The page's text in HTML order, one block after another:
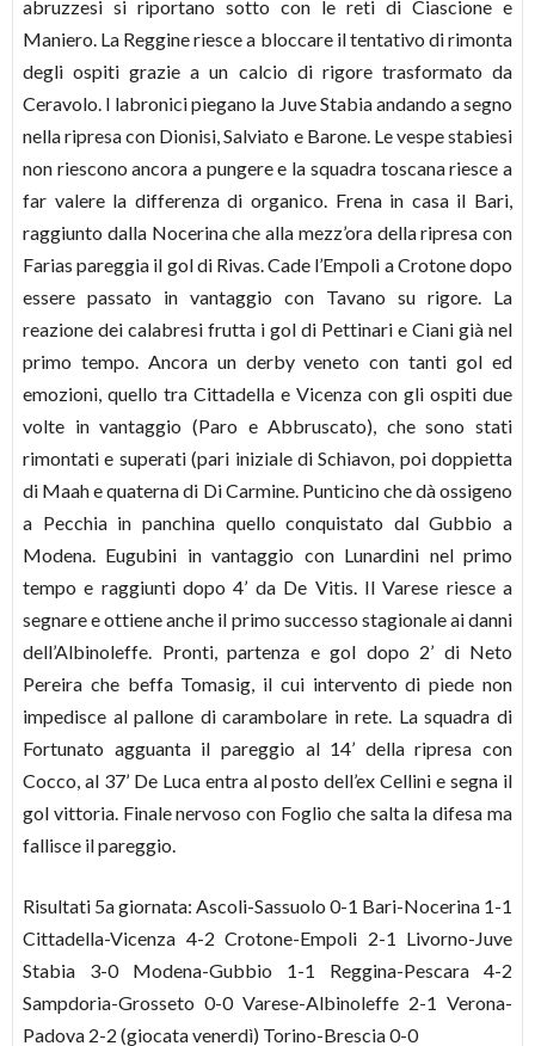
abruzzesi si riportano sotto con le reti di Ciascione e
Maniero. La Reggine riesce a bloccare il tentativo di rimonta
degli ospiti grazie a un calcio di rigore trasformato da
Ceravolo. I labronici piegano la Juve Stabia andando a segno
nella ripresa con Dionisi, Salviato e Barone. Le vespe stabiesi
non riescono ancora a pungere e la squadra toscana riesce a
far valere la differenza di organico. Frena in casa il Bari,
raggiunto dalla Nocerina che alla mezz’ora della ripresa con
Farias pareggia il gol di Rivas. Cade l’Empoli a Crotone dopo
essere passato in vantaggio con Tavano su rigore. La
reazione dei calabresi frutta i gol di Pettinari e Ciani già nel
primo tempo. Ancora un derby veneto con tanti gol ed
emozioni, quello tra Cittadella e Vicenza con gli ospiti due
volte in vantaggio (Paro e Abbruscato), che sono stati
rimontati e superati (pari iniziale di Schiavon, poi doppietta
di Maah e quaterna di Di Carmine. Punticino che dà ossigeno
a Pecchia in panchina quello conquistato dal Gubbio a
Modena. Eugubini in vantaggio con Lunardini nel primo
tempo e raggiunti dopo 4’ da De Vitis. Il Varese riesce a
segnare e ottiene anche il primo successo stagionale ai danni
dell’Albinoleffe. Pronti, partenza e gol dopo 2’ di Neto
Pereira che beffa Tomasig, il cui intervento di piede non
impedisce al pallone di carambolare in rete. La squadra di
Fortunato agguanta il pareggio al 14’ della ripresa con
Cocco, al 37’ De Luca entra al posto dell’ex Cellini e segna il
gol vittoria. Finale nervoso con Foglio che salta la difesa ma
fallisce il pareggio.
Risultati 5a giornata: Ascoli-Sassuolo 0-1 Bari-Nocerina 1-1
Cittadella-Vicenza 4-2 Crotone-Empoli 2-1 Livorno-Juve
Stabia 3-0 Modena-Gubbio 1-1 Reggina-Pescara 4-2
Sampdoria-Grosseto 0-0 Varese-Albinoleffe 2-1 Verona-
Padova 2-2 (giocata venerdì) Torino-Brescia 0-0